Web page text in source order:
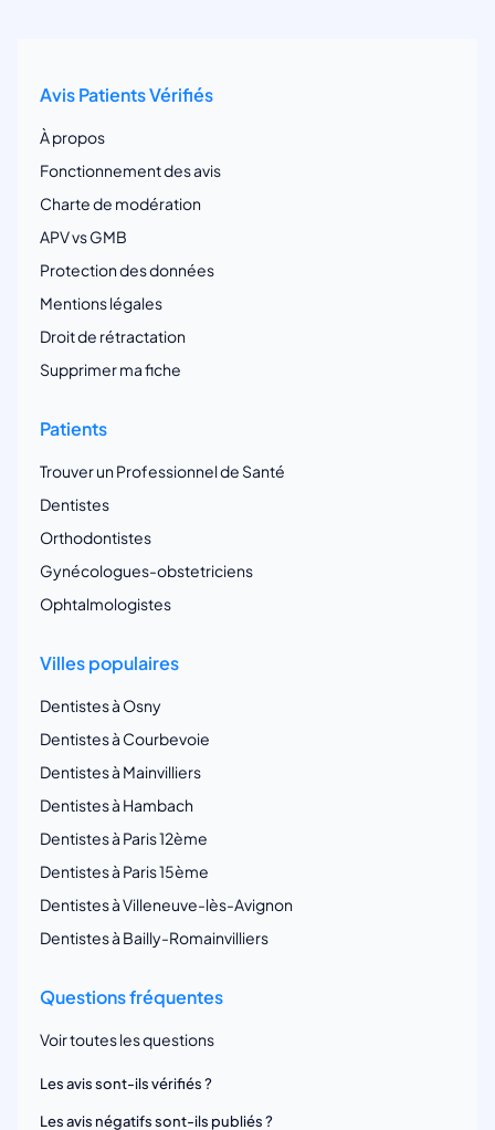
Avis Patients Vérifiés
À propos
Fonctionnement des avis
Charte de modération
APV vs GMB
Protection des données
Mentions légales
Droit de rétractation
Supprimer ma fiche
Patients
Trouver un Professionnel de Santé
Dentistes
Orthodontistes
Gynécologues-obstetriciens
Ophtalmologistes
Villes populaires
Dentistes à Osny
Dentistes à Courbevoie
Dentistes à Mainvilliers
Dentistes à Hambach
Dentistes à Paris 12ème
Dentistes à Paris 15ème
Dentistes à Villeneuve-lès-Avignon
Dentistes à Bailly-Romainvilliers
Questions fréquentes
Voir toutes les questions
Les avis sont-ils vérifiés ?
Les avis négatifs sont-ils publiés ?